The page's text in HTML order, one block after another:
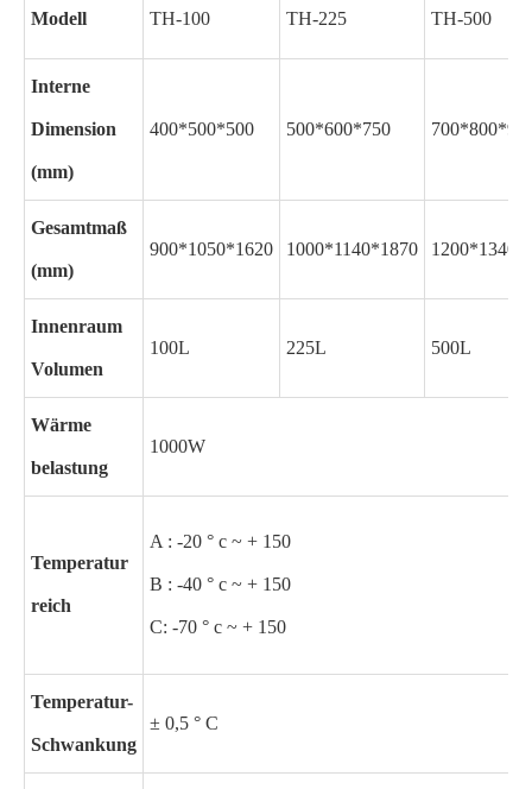
Modell TH-100 TH-225 TH-500
Interne
Dimension
(mm)
400*500*500 500*600*750
Gesamtmaß
(mm)
900*1050*1620 1000*1140*1870
Innenraum
Volumen
100L 225L 500L
Wärme
belastung
1000W
Temperatur
reich
A : -20 ° c ~ + 150
B : -40 ° c ~ + 150
C: -70 ° c ~ + 150
Temperatur-
Schwankung
± 0,5 ° C